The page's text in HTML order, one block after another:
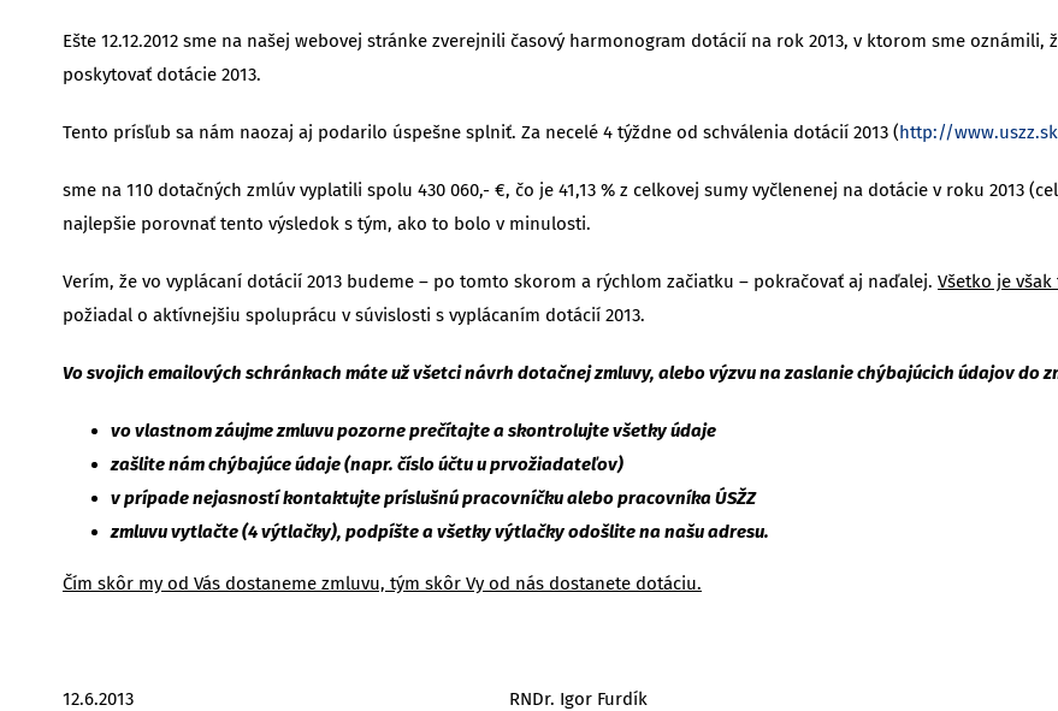
Ešte 12.12.2012 sme na našej webovej stránke zverejnili časový harmonogram dotácií na rok 2013, v ktorom sme oznámili,
poskytovať dotácie 2013.
Tento prísľub sa nám naozaj aj podarilo úspešne splniť. Za necelé 4 týždne od schválenia dotácií 2013 (http://
sme na 110 dotačných zmlúv vyplatili spolu 430 060,- €, čo je 41,13 % z celkovej sumy vyčlenenej na dotácie v roku 2013
najlepšie porovnať tento výsledok s tým, ako to bolo v minulosti.
Verím, že vo vyplácaní dotácií 2013 budeme – po tomto skorom a rýchlom začiatku – pokračovať aj naďalej. Všetko je
požiadal o aktívnejšiu spoluprácu v súvislosti s vyplácaním dotácií 2013.
Vo svojich emailových schránkach máte už všetci návrh dotačnej zmluvy, alebo výzvu na zaslanie chýbajúcich údajov
vo vlastnom záujme zmluvu pozorne prečítajte a skontrolujte všetky údaje
zašlite nám chýbajúce údaje (napr. číslo účtu u prvožiadateľov)
v prípade nejasností kontaktujte príslušnú pracovníčku alebo pracovníka ÚSŽZ
zmluvu vytlačte (4 výtlačky), podpíšte a všetky výtlačky odošlite na našu adresu.
Čím skôr my od Vás dostaneme zmluvu, tým skôr Vy od nás dostanete dotáciu.
12.6.2013 RNDr. Igor Furdík